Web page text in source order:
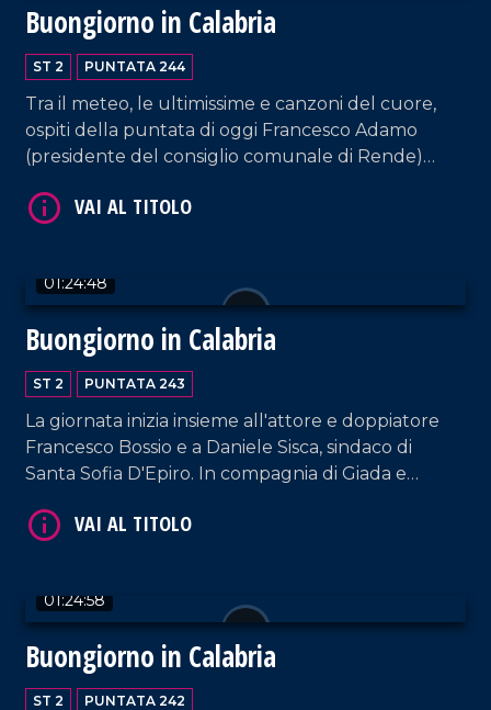
Buongiorno in Calabria
ST 2 PUNTATA 244
Tra il meteo, le ultimissime e canzoni del cuore,
ospiti della puntata di oggi Francesco Adamo
(presidente del consiglio comunale di Rende)
Hosteria di Giò.
01:24:48
Buongiorno in Calabria
ST 2 PUNTATA 243
La giornata inizia insieme all'attore e doppiatore
Francesco Bossio e a Daniele Sisca, sindaco di
Santa Sofia D'Epiro. In compagnia di Giada e
d'orchestra di Sanremo.
01:24:58
Buongiorno in Calabria
ST 2 PUNTATA 242
VAI AL TITOLO
VAI AL TITOLO
VAI AL TITOLO